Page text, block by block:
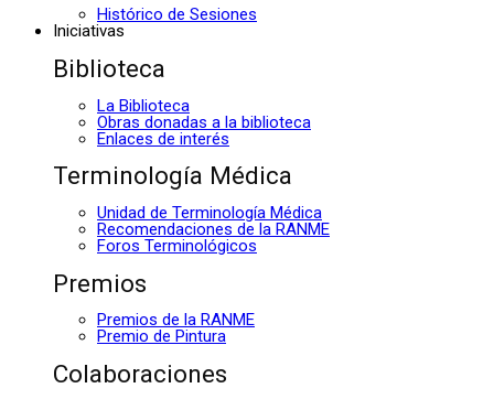
Histórico de Sesiones
Iniciativas
Biblioteca
La Biblioteca
Obras donadas a la biblioteca
Enlaces de interés
Terminología Médica
Unidad de Terminología Médica
Recomendaciones de la RANME
Foros Terminológicos
Premios
Premios de la RANME
Premio de Pintura
Colaboraciones